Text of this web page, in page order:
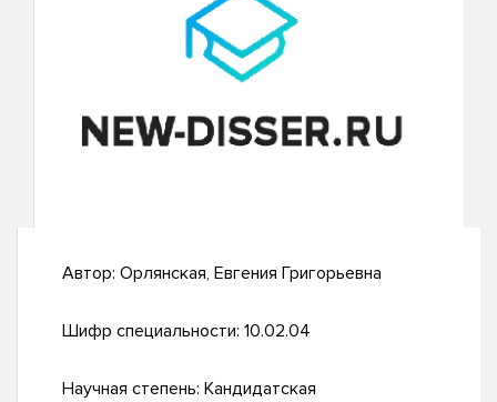
Автор: Орлянская, Евгения Григорьевна
Шифр специальности: 10.02.04
Научная степень: Кандидатская